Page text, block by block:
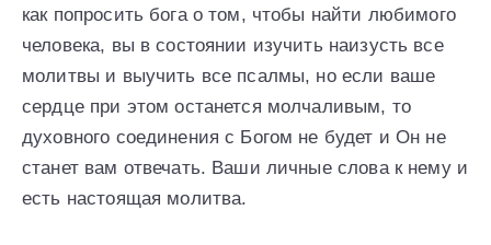
как попросить бога о том, чтобы найти любимого
человека, вы в состоянии изучить наизусть все
молитвы и выучить все псалмы, но если ваше
сердце при этом останется молчаливым, то
духовного соединения с Богом не будет и Он не
станет вам отвечать. Ваши личные слова к нему и
есть настоящая молитва.